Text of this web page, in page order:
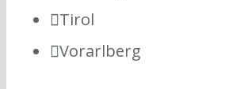
Tirol
Vorarlberg